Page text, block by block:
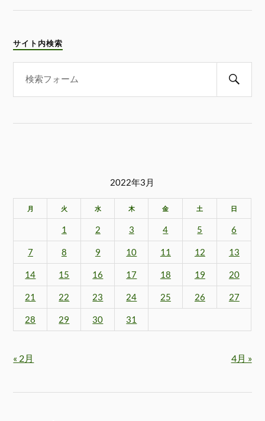
サイト内検索
2022年3月
月 火 水 木 金 土 日
1 2 3 4 5 6
7 8 9 10 11 12 13
14 15 16 17 18 19 20
21 22 23 24 25 26 27
28 29 30 31
« 2月 4月 »